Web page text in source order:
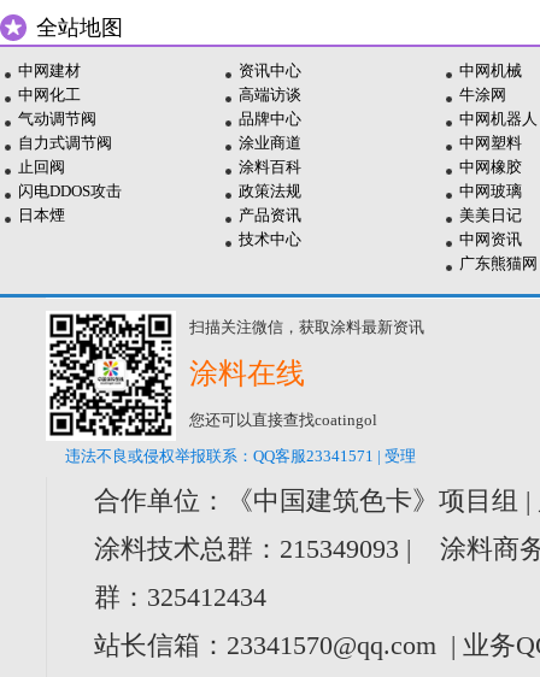
全站地图
中网建材
中网化工
气动调节阀
自力式调节阀
止回阀
闪电DDOS攻击
日本煙
资讯中心
高端访谈
品牌中心
涂业商道
涂料百科
政策法规
产品资讯
技术中心
中网机械
牛涂网
中网机器人
中网塑料
中网橡胶
中网玻璃
美美日记
中网资讯
广东熊猫网
扫描关注微信，获取涂料最新资讯
涂料在线
您还可以直接查找coatingol
违法不良或侵权举报联系：QQ客服23341571 | 受理
合作单位：《中国建筑色卡》项目组
涂料技术总群：215349093 | 涂料商
群：325412434
站长信箱：23341570@qq.com | 业务